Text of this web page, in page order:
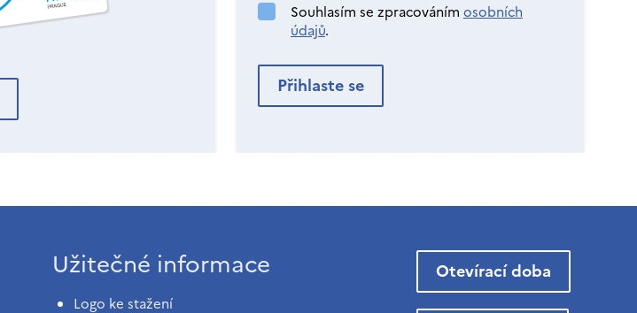
Souhlasím se zpracováním osobních
údajů.
Užitečné informace
Logo ke stažení
Otevírací doba